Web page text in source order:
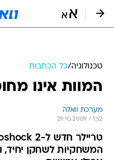
טכנולוגיה/כל הכתבות
המוות אינו
מערכת וואלה
29.10.2009 / 1:52
המשחקיות לשחקן יחיד,